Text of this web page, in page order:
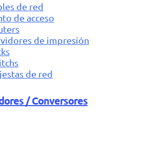
de red
de acceso
de impresión
de red
/ Conversores